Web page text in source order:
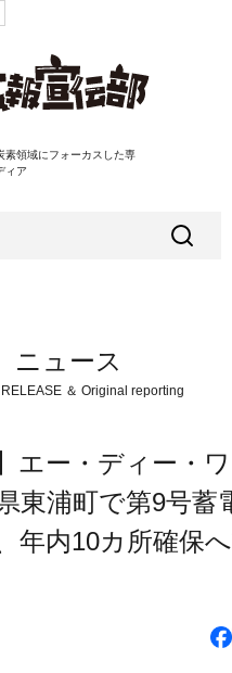
素領域にフォーカスした専
ィア
ニュース
RELEASE ＆ Original reporting
エー・ディー・
東浦町で第9号蓄
年内10カ所確保